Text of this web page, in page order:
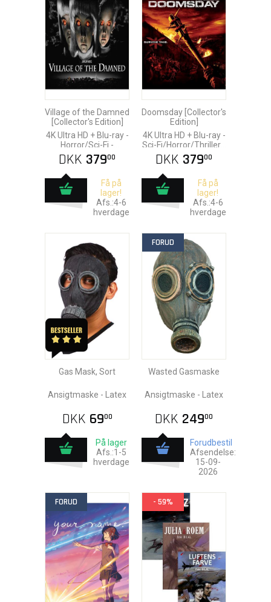
Village of the Damned
[Collector's Edition]
4K Ultra HD + Blu-ray -
Horror/Sci-Fi -
Scream Factory [US]
DKK 37900
Få på
lager!
Afs.:4-6
hverdage
Doomsday [Collector's
Edition]
4K Ultra HD + Blu-ray -
Sci-Fi/Horror/Thriller -
Scream Factory [US]
DKK 37900
Få på
lager!
Afs.:4-6
hverdage
Gas Mask, Sort
Ansigtmaske - Latex
DKK 6900
På lager
Afs.:1-5
hverdage
FORUD
Wasted Gasmaske
Ansigtmaske - Latex
DKK 24900
Forudbestil
Afsendelse:
15-09-
2026
FORUD - 59%